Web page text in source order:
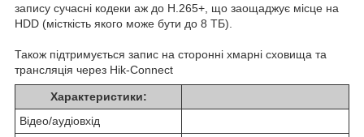
запису сучасні кодеки аж до H.265+, що заощаджує місце на
HDD (місткість якого може бути до 8 ТБ).
Також підтримується запис на сторонні хмарні сховища та
трансляція через Hik-Connect
Характеристики:
Відео/аудіовхід